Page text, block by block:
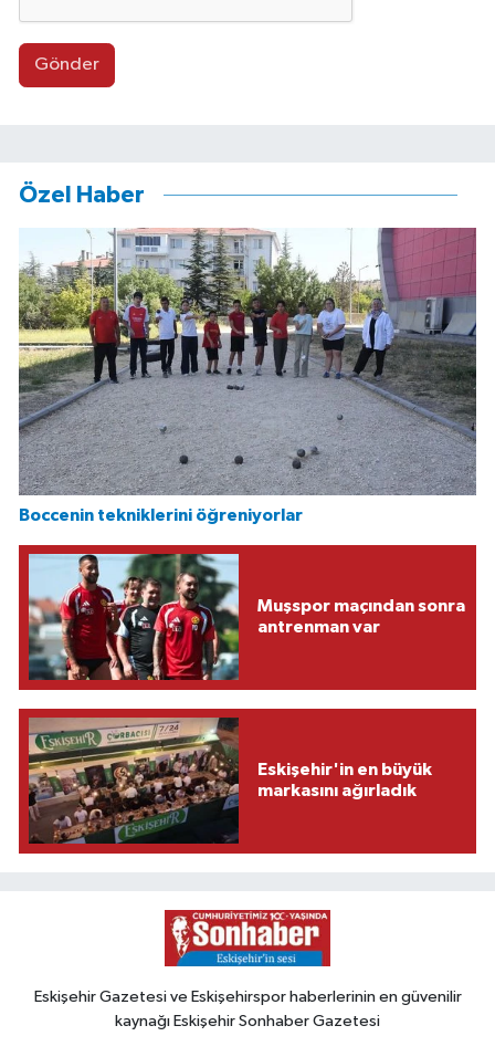
Gönder
Özel Haber
Boccenin tekniklerini öğreniyorlar
Muşspor maçından sonra
antrenman var
Eskişehir'in en büyük
markasını ağırladık
Eskişehir Gazetesi ve Eskişehirspor haberlerinin en güvenilir
kaynağı Eskişehir Sonhaber Gazetesi